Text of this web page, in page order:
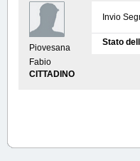
Piovesana
Fabio
CITTADINO
Invio
Stato